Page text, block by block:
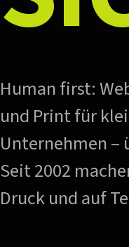
Human first:
und Print für
Unternehmen –
Seit 2002
Druck und auf